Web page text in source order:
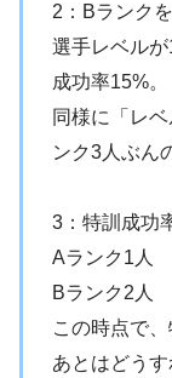
2：Bランク
選手レベル
成功率15%。
同様に「レ
ンク3人ぶん
3：特訓成功
Aランク1人
Bランク2人
この時点で、
あとはどう